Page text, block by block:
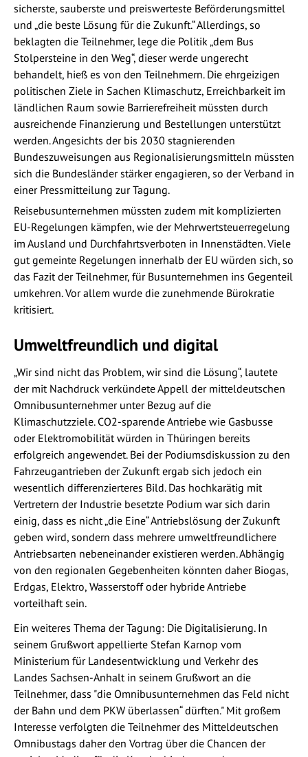
sicherste, sauberste und preiswerteste Beförderungsmittel
und „die beste Lösung für die Zukunft.“ Allerdings, so
beklagten die Teilnehmer, lege die Politik „dem Bus
Stolpersteine in den Weg“, dieser werde ungerecht
behandelt, hieß es von den Teilnehmern. Die ehrgeizigen
politischen Ziele in Sachen Klimaschutz, Erreichbarkeit im
ländlichen Raum sowie Barrierefreiheit müssten durch
ausreichende Finanzierung und Bestellungen unterstützt
werden. Angesichts der bis 2030 stagnierenden
Bundeszuweisungen aus Regionalisierungsmitteln müssten
sich die Bundesländer stärker engagieren, so der Verband in
einer Pressmitteilung zur Tagung.
Reisebusunternehmen müssten zudem mit komplizierten
EU-Regelungen kämpfen, wie der Mehrwertsteuerregelung
im Ausland und Durchfahrtsverboten in Innenstädten. Viele
gut gemeinte Regelungen innerhalb der EU würden sich, so
das Fazit der Teilnehmer, für Busunternehmen ins Gegenteil
umkehren. Vor allem wurde die zunehmende Bürokratie
kritisiert.
Umweltfreundlich und digital
„Wir sind nicht das Problem, wir sind die Lösung“, lautete
der mit Nachdruck verkündete Appell der mitteldeutschen
Omnibusunternehmer unter Bezug auf die
Klimaschutzziele. CO2-sparende Antriebe wie Gasbusse
oder Elektromobilität würden in Thüringen bereits
erfolgreich angewendet. Bei der Podiumsdiskussion zu den
Fahrzeugantrieben der Zukunft ergab sich jedoch ein
wesentlich differenzierteres Bild. Das hochkarätig mit
Vertretern der Industrie besetzte Podium war sich darin
einig, dass es nicht „die Eine“ Antriebslösung der Zukunft
geben wird, sondern dass mehrere umweltfreundlichere
Antriebsarten nebeneinander existieren werden. Abhängig
von den regionalen Gegebenheiten könnten daher Biogas,
Erdgas, Elektro, Wasserstoff oder hybride Antriebe
vorteilhaft sein.
Ein weiteres Thema der Tagung: Die Digitalisierung. In
seinem Grußwort appellierte Stefan Karnop vom
Ministerium für Landesentwicklung und Verkehr des
Landes Sachsen-Anhalt in seinem Grußwort an die
Teilnehmer, dass "die Omnibusunternehmen das Feld nicht
der Bahn und dem PKW überlassen“ dürften." Mit großem
Interesse verfolgten die Teilnehmer des Mitteldeutschen
Omnibustags daher den Vortrag über die Chancen der